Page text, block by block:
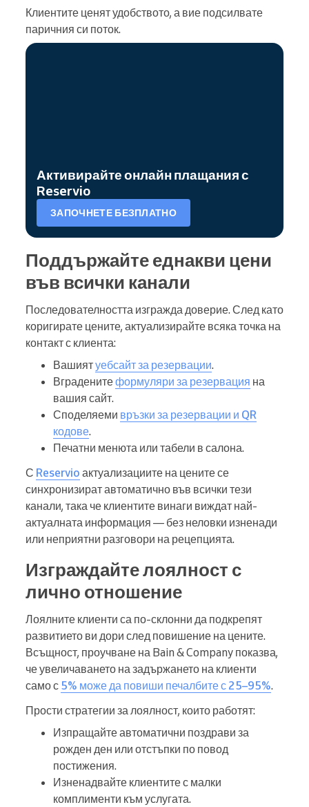
Клиентите ценят удобството, а вие подсилвате
паричния си поток.
Активирайте онлайн плащания с
Reservio
ЗАПОЧНЕТЕ БЕЗПЛАТНО
Поддържайте еднакви цени
във всички канали
Последователността изгражда доверие. След като
коригирате цените, актуализирайте всяка точка на
контакт с клиента:
Вашиятуебсайт за резервации.
Вграденитеформуляри за резервация на
вашия сайт.
Споделяеми връзки за резервации и QR
кодове.
Печатни менюта или табели в салона.
С Reservio актуализациите на цените се
синхронизират автоматично във всички тези
канали, така че клиентите винаги виждат най-
актуалната информация — без неловки изненади
или неприятни разговори на рецепцията.
Изграждайте лоялност с
лично отношение
Лоялните клиенти са по-склонни да подкрепят
развитието ви дори след повишение на цените.
Всъщност, проучване на Bain & Company показва,
че увеличаването на задържането на клиенти
само с 5% може да повиши печалбите с 25–95%.
Прости стратегии за лоялност, които работят:
Изпращайте автоматични поздрави за
рожден ден или отстъпки по повод
постижения.
Изненадвайте клиентите с малки
комплименти към услугата.